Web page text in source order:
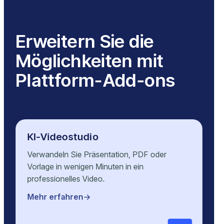
Erweitern Sie die
Möglichkeiten mit
Plattform-Add-ons
KI-Videostudio
Verwandeln Sie Präsentation, PDF oder
Vorlage in wenigen Minuten in ein
professionelles Video.
Mehr erfahren